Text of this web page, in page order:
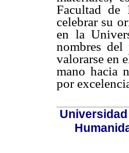
Facultad de
celebrar su
en la
nombres del
valorarse en
mano hacia
por